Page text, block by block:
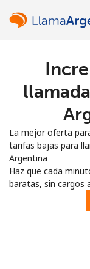
La mejor oferta
tarifas bajas para
Argentina
Haz que cada
baratas, sin cargos